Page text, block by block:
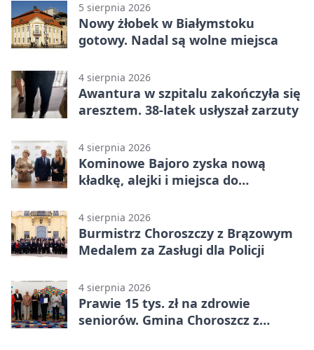
5 sierpnia 2026
Nowy żłobek w Białymstoku
gotowy. Nadal są wolne miejsca
4 sierpnia 2026
Awantura w szpitalu zakończyła się
aresztem. 38-latek usłyszał zarzuty
4 sierpnia 2026
Kominowe Bajoro zyska nową
kładkę, alejki i miejsca do
4 sierpnia 2026
Burmistrz Choroszczy z Brązowym
Medalem za Zasługi dla Policji
4 sierpnia 2026
Prawie 15 tys. zł na zdrowie
seniorów. Gmina Choroszcz z